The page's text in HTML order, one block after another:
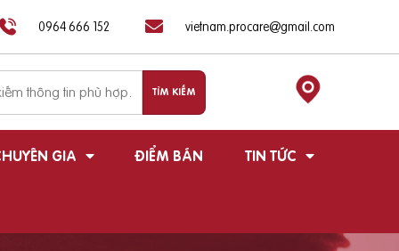
0964 666 152 vietnam.procare@gmail.com
GIA ĐIỂM BÁN TIN TỨC